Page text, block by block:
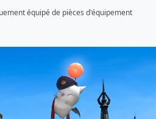
équipé de pièces d'équipement